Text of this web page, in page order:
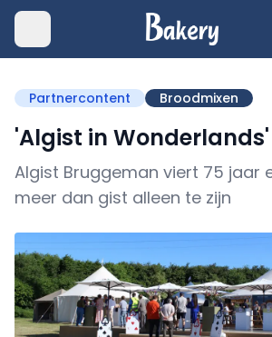
Partnercontent Broodmixen
'Algist in
Algist Bruggeman viert 75 jaar
meer dan gist alleen te zijn